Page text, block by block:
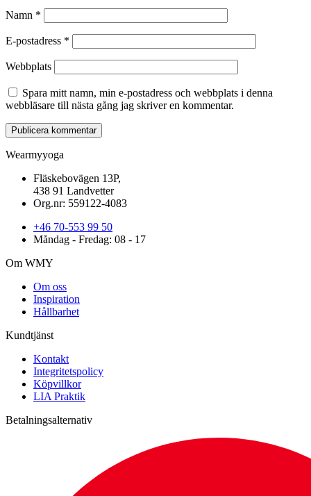
Namn *
E-postadress *
Webbplats
Spara mitt namn, min e-postadress och webbplats i denna
webbläsare till nästa gång jag skriver en kommentar.
Wearmyyoga
Fläskebovägen 13P,
438 91 Landvetter
Org.nr: 559122-4083
+46 70-553 99 50
Måndag - Fredag: 08 - 17
Om WMY
Om oss
Inspiration
Hållbarhet
Kundtjänst
Kontakt
Integritetspolicy
Köpvillkor
LIA Praktik
Betalningsalternativ